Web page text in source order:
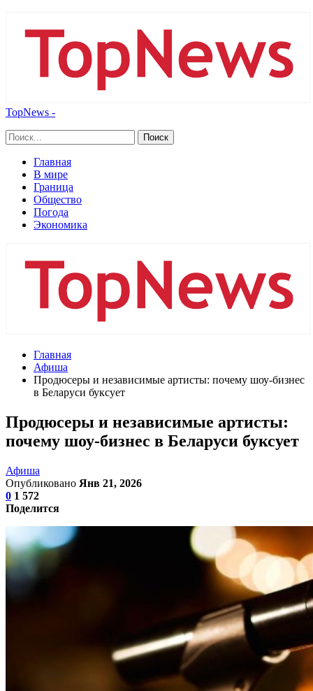
TopNews -
Главная
В мире
Граница
Общество
Погода
Экономика
Главная
Афиша
Продюсеры и независимые артисты: почему шоу-бизнес
в Беларуси буксует
Продюсеры и независимые артисты:
почему шоу-бизнес в Беларуси буксует
Афиша
Опубликовано Янв 21, 2026
0 1 572
Поделится